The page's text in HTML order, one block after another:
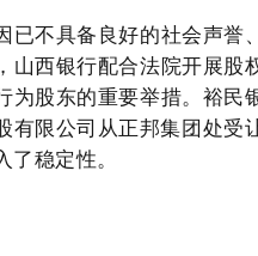
已不具备良好的社会声誉
山西银行配合法院开展股
为股东的重要举措。裕民
限公司从正邦集团处受
稳定性。